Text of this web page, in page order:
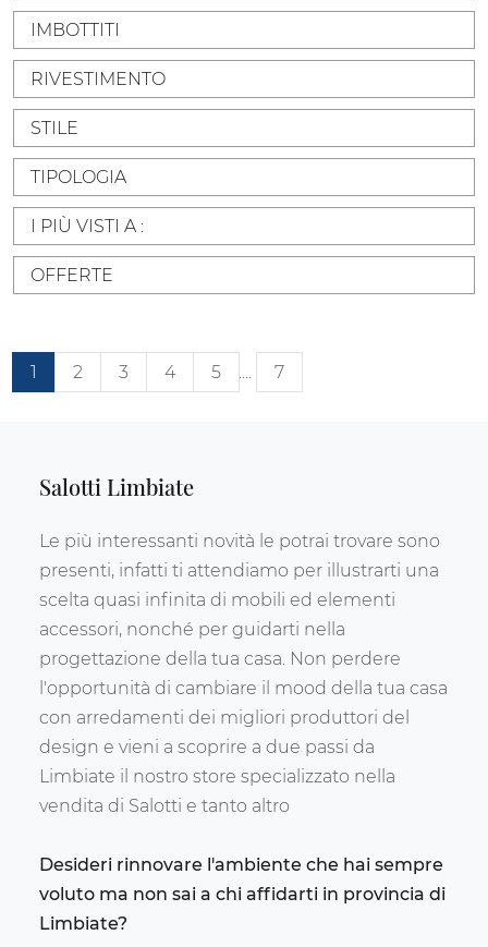
IMBOTTITI
RIVESTIMENTO
STILE
TIPOLOGIA
I PIÙ VISTI A :
OFFERTE
1 2 3 4 5 .... 7
Salotti Limbiate
Le più interessanti novità le potrai trovare sono
presenti, infatti ti attendiamo per illustrarti una
scelta quasi infinita di mobili ed elementi
accessori, nonché per guidarti nella
progettazione della tua casa. Non perdere
l'opportunità di cambiare il mood della tua casa
con arredamenti dei migliori produttori del
design e vieni a scoprire a due passi da
Limbiate il nostro store specializzato nella
vendita di Salotti e tanto altro
Desideri rinnovare l'ambiente che hai sempre
voluto ma non sai a chi affidarti in provincia di
Limbiate?